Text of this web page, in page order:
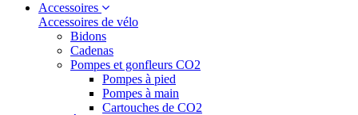
Accessoires
Accessoires de vélo
Bidons
Cadenas
Pompes et gonfleurs CO2
Pompes à pied
Pompes à main
Cartouches de CO2